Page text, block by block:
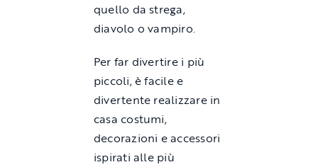
quello da strega,
diavolo o vampiro.
Per far divertire i più
piccoli, è facile e
divertente realizzare in
casa costumi,
decorazioni e accessori
ispirati alle più